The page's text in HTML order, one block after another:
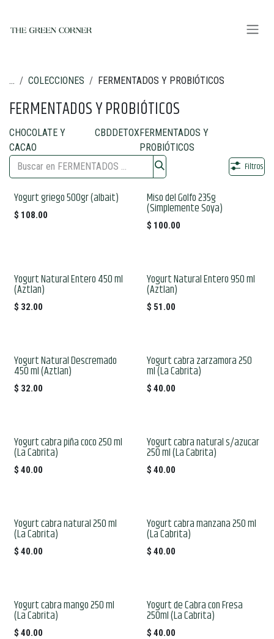
... COLECCIONES FERMENTADOS Y PROBIÓTICOS
FERMENTADOS Y PROBIÓTICOS
CHOCOLATE Y
CACAO
CBDDETOXFERMENTADOS Y
PROBIÓTICOS
Filtros
Yogurt griego 500gr (albait)
$ 108.00
Miso del Golfo 235g
(Simplemente Soya)
$ 100.00
Yogurt Natural Entero 450 ml
(Aztlan)
$ 32.00
Yogurt Natural Entero 950 ml
(Aztlan)
$ 51.00
Yogurt Natural Descremado
450 ml (Aztlan)
$ 32.00
Yogurt cabra zarzamora 250
ml (La Cabrita)
$ 40.00
Yogurt cabra piña coco 250 ml
(La Cabrita)
$ 40.00
Yogurt cabra natural s/azucar
250 ml (La Cabrita)
$ 40.00
Yogurt cabra natural 250 ml
(La Cabrita)
$ 40.00
Yogurt cabra manzana 250 ml
(La Cabrita)
$ 40.00
Yogurt cabra mango 250 ml
(La Cabrita)
$ 40.00
Yogurt de Cabra con Fresa
250ml (La Cabrita)
$ 40.00